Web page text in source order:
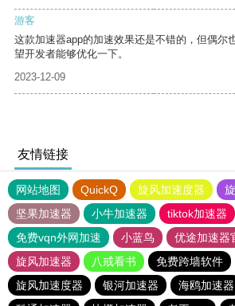
游客
这款加速器app的加速效果还是不错的，但偶尔
望开发者能够优化一下。
2023-12-09
友情链接
网站地图 QuickQ 旋风加速度器
坚果加速器
小牛加速器 tiktok加速器
免费vqn外网加速
小蓝鸟 优途加速器
旋风加速器
八戒看书 免费跨墙软件
旋风加速度器
银河加速器 海鸥加速器